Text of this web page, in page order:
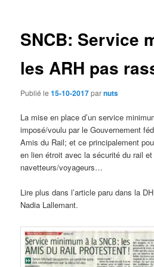
SNCB: Service
les ARH pas
Publié le15-10-2017parnuts
La mise en place d’un service
imposé/voulu par le Gouvernement
Amis du Rail; et ce principalement
en lien étroit avec la sécurité du rail
navetteurs/voyageurs…
Lire plus dans l’article paru dans la
Nadia Lallemant.